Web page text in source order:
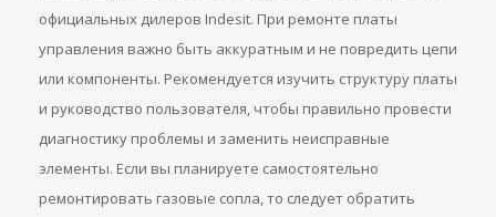
официальных дилеров Indesit. При ремонте платы
управления важно быть аккуратным и не повредить цепи
или компоненты. Рекомендуется изучить структуру платы
и руководство пользователя, чтобы правильно провести
диагностику проблемы и заменить неисправные
элементы. Если вы планируете самостоятельно
ремонтировать газовые сопла, то следует обратить